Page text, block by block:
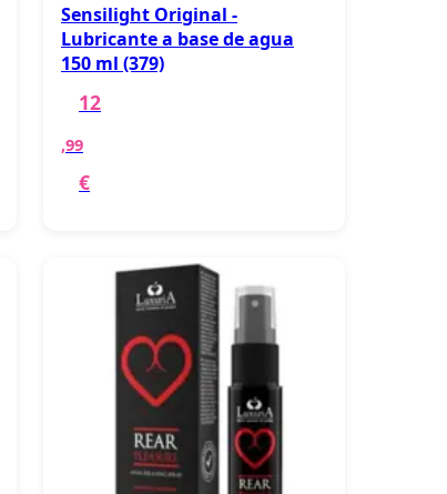
Sensilight Original -
Lubricante a base de agua
150 ml (379)
12
,99
€